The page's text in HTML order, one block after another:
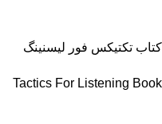
کتاب تکتیکس فور لیسنینگ
Tactics For Listening Book